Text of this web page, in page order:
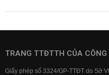
TRANG TTĐTTH CỦA CÔNG
Giấy phép số 3324/GP-TTĐT do Sở